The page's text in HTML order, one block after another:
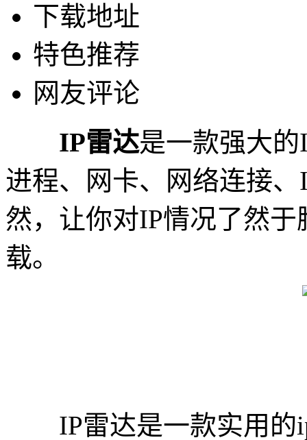
下载地址
特色推荐
网友评论
IP雷达是一款强大
进程、网卡、网络连接
然，让你对IP情况了然
载。
IP雷达是一款实用的